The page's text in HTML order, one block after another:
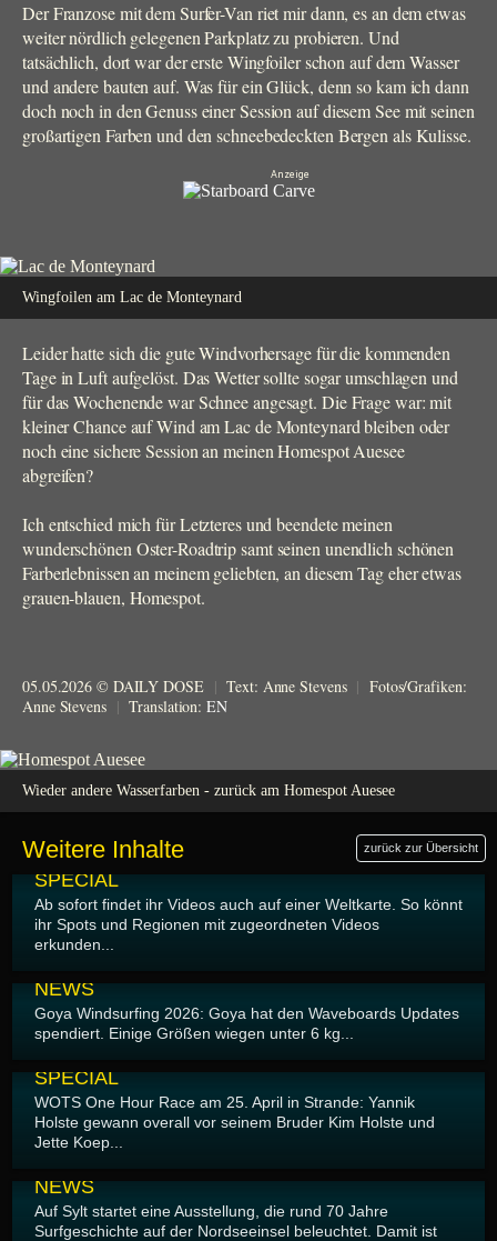
Der Franzose mit dem Surfer-Van riet mir dann, es an dem etwas
weiter nördlich gelegenen Parkplatz zu probieren. Und
tatsächlich, dort war der erste Wingfoiler schon auf dem Wasser
und andere bauten auf. Was für ein Glück, denn so kam ich dann
doch noch in den Genuss einer Session auf diesem See mit seinen
großartigen Farben und den schneebedeckten Bergen als Kulisse.
Wingfoilen am Lac de Monteynard
Leider hatte sich die gute Windvorhersage für die kommenden
Tage in Luft aufgelöst. Das Wetter sollte sogar umschlagen und
für das Wochenende war Schnee angesagt. Die Frage war: mit
kleiner Chance auf Wind am Lac de Monteynard bleiben oder
noch eine sichere Session an meinen Homespot Auesee
abgreifen?
Ich entschied mich für Letzteres und beendete meinen
wunderschönen Oster-Roadtrip samt seinen unendlich schönen
Farberlebnissen an meinem geliebten, an diesem Tag eher etwas
grauen-blauen, Homespot.
05.05.2026 © DAILY DOSE | Text: Anne Stevens | Fotos/Grafiken:
Anne Stevens | Translation:EN
Wieder andere Wasserfarben - zurück am Homespot Auesee
Weitere Inhalte zurück zur Übersicht
06.05.2026
SPECIAL
Ab sofort findet ihr Videos auch auf einer Weltkarte. So könnt
ihr Spots und Regionen mit zugeordneten Videos
erkunden...
NEWS
Goya Windsurfing 2026: Goya hat den Waveboards Updates
spendiert. Einige Größen wiegen unter 6 kg...
SPECIAL
WOTS One Hour Race am 25. April in Strande: Yannik
Holste gewann overall vor seinem Bruder Kim Holste und
Jette Koep...
NEWS
Auf Sylt startet eine Ausstellung, die rund 70 Jahre
Surfgeschichte auf der Nordseeinsel beleuchtet. Damit ist